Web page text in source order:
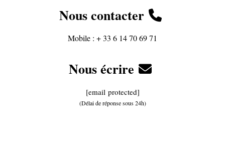
Nouscontacter 
Mobile : + 33 6 14 70 69 71
Nous écrire 
[email protected]
(Délai de réponse sous 24h)